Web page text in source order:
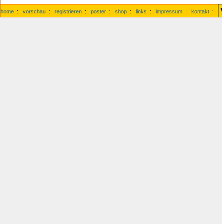
home : vorschau : registrieren : poster : shop : links : impressum : kontakt :